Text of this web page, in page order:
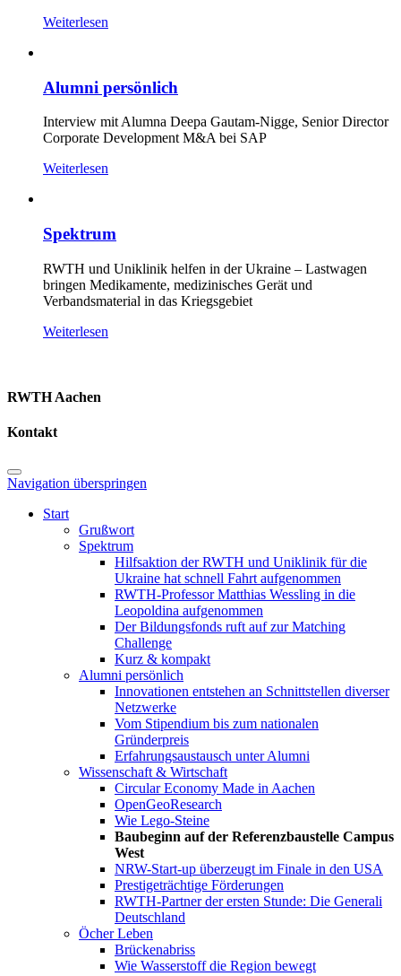
Weiterlesen
Alumni persönlich
Interview mit Alumna Deepa Gautam-Nigge, Senior Director
Corporate Development M&A bei SAP
Weiterlesen
Spektrum
RWTH und Uniklinik helfen in der Ukraine – Lastwagen
bringen Medikamente, medizinisches Gerät und
Verbandsmaterial in das Kriegsgebiet
Weiterlesen
RWTH Aachen
Kontakt
Navigation überspringen
Start
Grußwort
Spektrum
Hilfsaktion der RWTH und Uniklinik für die
Ukraine hat schnell Fahrt aufgenommen
RWTH-Professor Matthias Wessling in die
Leopoldina aufgenommen
Der Bildungsfonds ruft auf zur Matching
Challenge
Kurz & kompakt
Alumni persönlich
Innovationen entstehen an Schnittstellen diverser
Netzwerke
Vom Stipendium bis zum nationalen
Gründerpreis
Erfahrungsaustausch unter Alumni
Wissenschaft & Wirtschaft
Circular Economy Made in Aachen
OpenGeoResearch
Wie Lego-Steine
Baubeginn auf der Referenzbaustelle Campus
West
NRW-Start-up überzeugt im Finale in den USA
Prestigeträchtige Förderungen
RWTH-Partner der ersten Stunde: Die Generali
Deutschland
Öcher Leben
Brückenabriss
Wie Wasserstoff die Region bewegt